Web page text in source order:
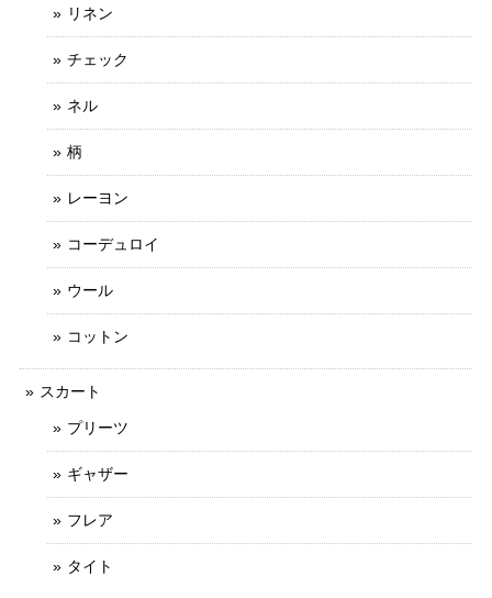
リネン
チェック
ネル
柄
レーヨン
コーデュロイ
ウール
コットン
スカート
プリーツ
ギャザー
フレア
タイト